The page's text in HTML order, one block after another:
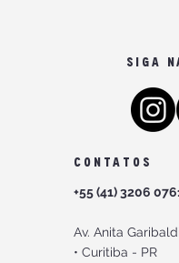
SIGA
CONTATOS
+55 (41) 3206
Av. Anita
•Curitiba - PR